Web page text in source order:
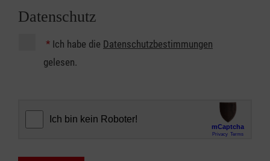
Datenschutz
* Ich habe die Datenschutzbestimmungen
gelesen.